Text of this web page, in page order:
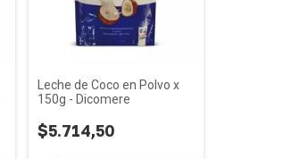
Leche de Coco en Polvo x
150g - Dicomere
$5.714,50